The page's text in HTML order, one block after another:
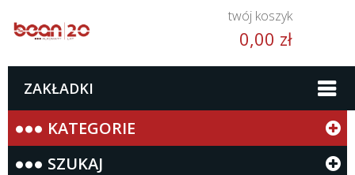
twój koszyk
0,00 zł
ZAKŁADKI
KATEGORIE
SZUKAJ